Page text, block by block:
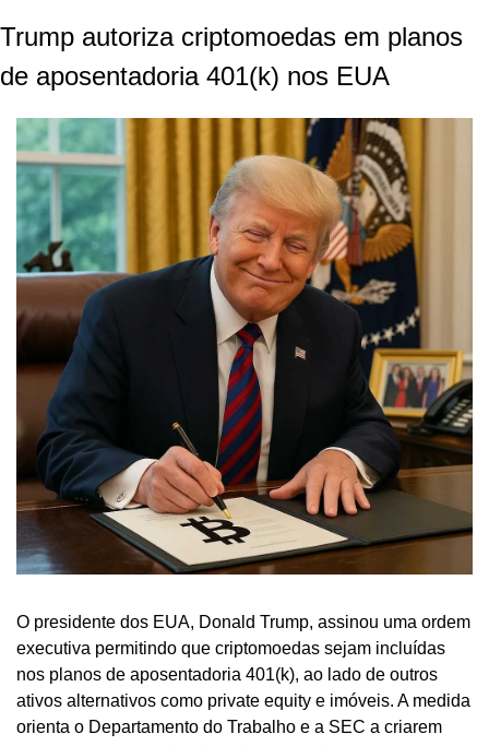
Trump autoriza criptomoedas em planos
de aposentadoria 401(k) nos EUA
O presidente dos EUA, Donald Trump, assinou uma ordem
executiva permitindo que criptomoedas sejam incluídas
nos planos de aposentadoria 401(k), ao lado de outros
ativos alternativos como private equity e imóveis. A medida
orienta o Departamento do Trabalho e a SEC a criarem